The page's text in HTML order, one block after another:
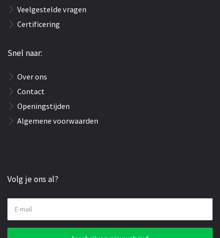
Veelgestelde vragen
Certificering
Snel naar:
Over ons
Contact
Openingstijden
Algemene voorwaarden
Volg je ons al?
E-mail